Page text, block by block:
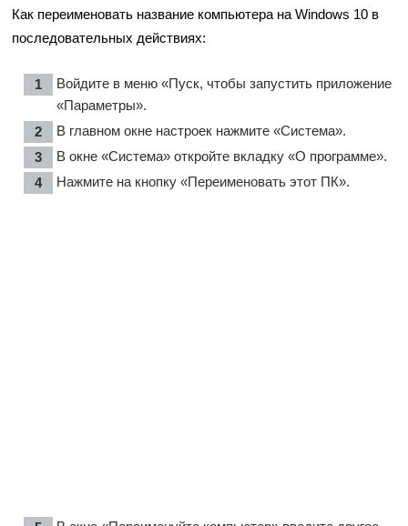
Как переименовать название компьютера на Windows 10 в
последовательных действиях:
Войдите в меню «Пуск, чтобы запустить приложение
«Параметры».
В главном окне настроек нажмите «Система».
В окне «Система» откройте вкладку «О программе».
Нажмите на кнопку «Переименовать этот ПК».